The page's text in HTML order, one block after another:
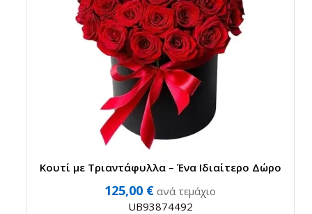
Κουτί με Τριαντάφυλλα – Ένα Ιδιαίτερο Δώρο
125,00 € ανά τεμάχιο
UB93874492